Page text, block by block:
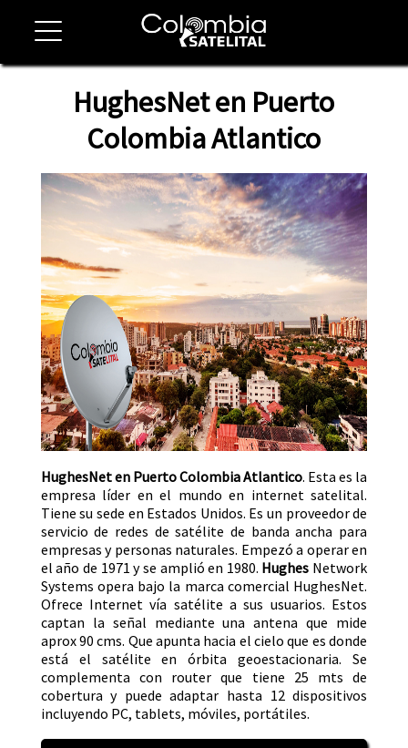
HughesNet en Puerto
Colombia Atlantico
HughesNet en Puerto Colombia Atlantico. Esta es la
empresa líder en el mundo en internet satelital.
Tiene su sede en Estados Unidos. Es un proveedor de
servicio de redes de satélite de banda ancha para
empresas y personas naturales. Empezó a operar en
el año de 1971 y se amplió en 1980. Hughes Network
Systems opera bajo la marca comercial HughesNet.
Ofrece Internet vía satélite a sus usuarios. Estos
captan la señal mediante una antena que mide
aprox 90 cms. Que apunta hacia el cielo que es donde
está el satélite en órbita geoestacionaria. Se
complementa con router que tiene 25 mts de
cobertura y puede adaptar hasta 12 dispositivos
incluyendo PC, tablets, móviles, portátiles.